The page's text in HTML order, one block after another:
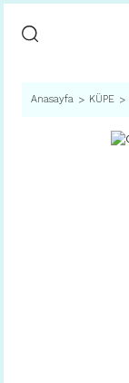
Anasayfa KÜPE